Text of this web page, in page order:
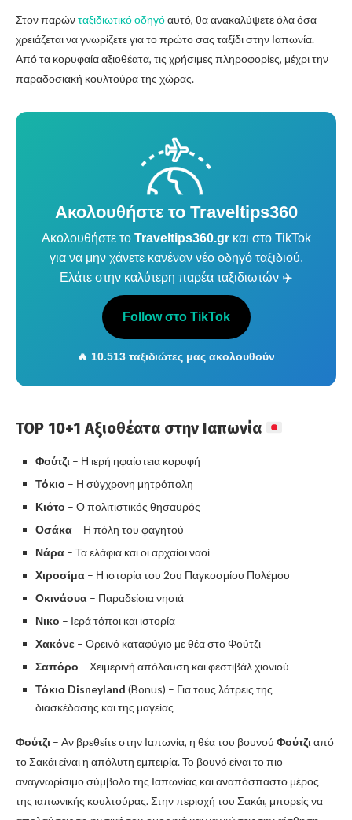
Στον παρώνταξιδιωτικό οδηγόαυτό, θα ανακαλύψετε όλα όσα
χρειάζεται να γνωρίζετε για το πρώτο σας ταξίδι στην Ιαπωνία.
Από τα κορυφαία αξιοθέατα, τις χρήσιμες πληροφορίες, μέχρι την
παραδοσιακή κουλτούρα της χώρας.
Ακολουθήστε το Traveltips360
Ακολουθήστε το Traveltips360.grκαι στο TikTok
για να μην χάνετε κανέναν νέο οδηγό ταξιδιού.
Ελάτε στην καλύτερη παρέα ταξιδιωτών ✈️
Follow στο TikTok
🔥 10.513 ταξιδιώτες μας ακολουθούν
TOP 10+1 Αξιοθέατα στην Ιαπωνία
Φούτζι – Η ιερή ηφαίστεια κορυφή
Τόκιο – Η σύγχρονη μητρόπολη
Κιότο – Ο πολιτιστικός θησαυρός
Οσάκα – Η πόλη του φαγητού
Νάρα – Τα ελάφια και οι αρχαίοι ναοί
Χιροσίμα – Η ιστορία του 2ου Παγκοσμίου Πολέμου
Οκινάουα – Παραδείσια νησιά
Νικο – Ιερά τόποι και ιστορία
Χακόνε – Ορεινό καταφύγιο με θέα στο Φούτζι
Σαπόρο – Χειμερινή απόλαυση και φεστιβάλ χιονιού
Τόκιο Disneyland (Bonus) – Για τους λάτρεις της
διασκέδασης και της μαγείας
Φούτζι – Αν βρεθείτε στην Ιαπωνία, η θέα του βουνού Φούτζι από
το Σακάι είναι η απόλυτη εμπειρία. Το βουνό είναι το πιο
αναγνωρίσιμο σύμβολο της Ιαπωνίας και αναπόσπαστο μέρος
της ιαπωνικής κουλτούρας. Στην περιοχή του Σακάι, μπορείς να